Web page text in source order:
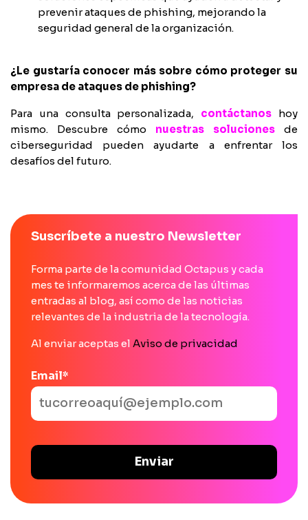
prevenir ataques de phishing, mejorando la
seguridad general de la organización.
¿Le gustaría conocer más sobre cómo proteger su
empresa de ataques de phishing?
Para una consulta personalizada, contáctanos hoy
mismo. Descubre cómo nuestras soluciones de
ciberseguridad pueden ayudarte a enfrentar los
desafíos del futuro.
Suscríbete a nuestro Newsletter
Forma parte de la comunidad Octapus y cada
mes te informaremos acerca de las últimas
entradas al blog, así como de las noticias
relevantes de la industria de la tecnología.
Al enviar aceptas el Aviso de privacidad
Email*